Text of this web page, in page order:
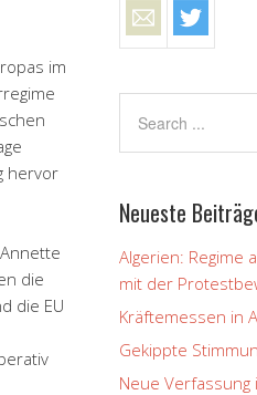
im
hervor
die
die EU
Neueste
Algerien: Regime
mit der
Kräftemessen in
Gekippte
Neue Verfassung